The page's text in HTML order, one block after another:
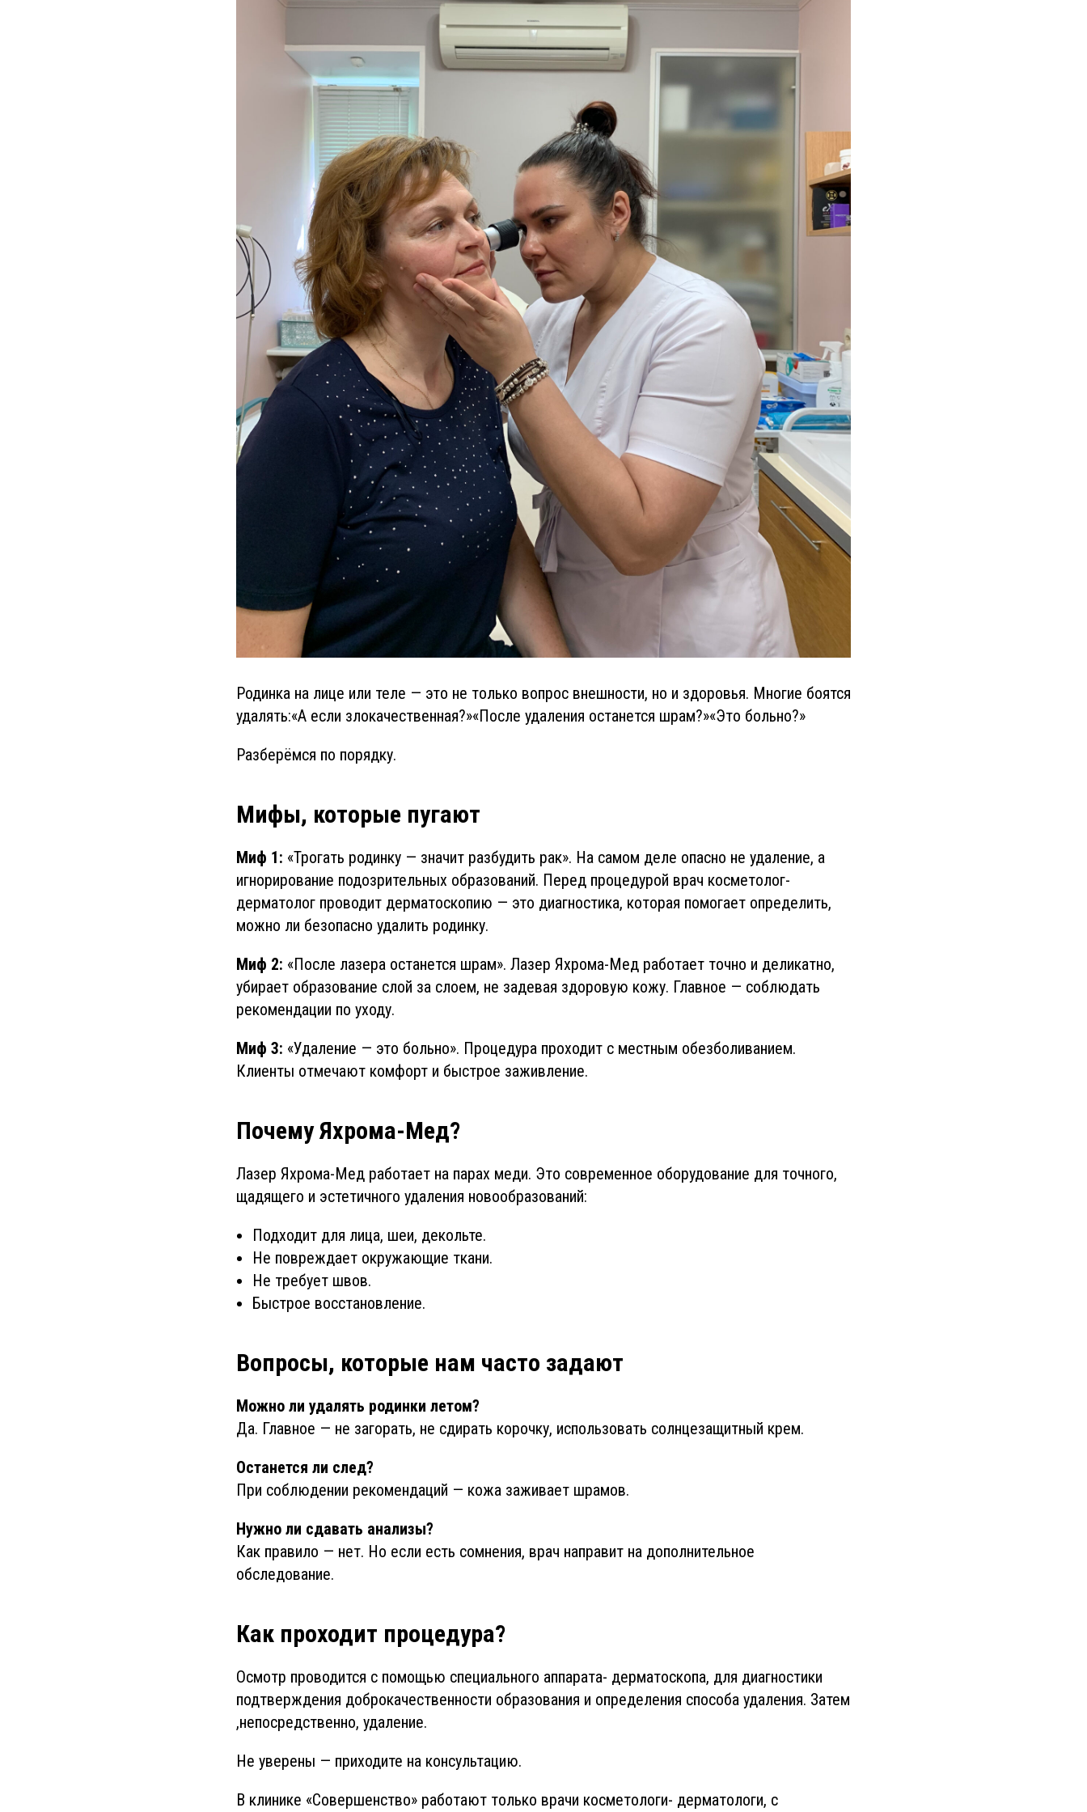
Родинка на лице или теле — это не только вопрос внешности, но и здоровья. Многие боятся
удалять:«А если злокачественная?»«После удаления останется шрам?»«Это больно?»
Разберёмся по порядку.
Мифы, которые пугают
Миф 1: «Трогать родинку — значит разбудить рак». На самом деле опасно не удаление, а
игнорирование подозрительных образований. Перед процедурой врач косметолог-
дерматолог проводит дерматоскопию — это диагностика, которая помогает определить,
можно ли безопасно удалить родинку.
Миф 2: «После лазера останется шрам». Лазер Яхрома-Мед работает точно и деликатно,
убирает образование слой за слоем, не задевая здоровую кожу. Главное — соблюдать
рекомендации по уходу.
Миф 3: «Удаление — это больно». Процедура проходит с местным обезболиванием.
Клиенты отмечают комфорт и быстрое заживление.
Почему Яхрома-Мед?
Лазер Яхрома-Мед работает на парах меди. Это современное оборудование для точного,
щадящего и эстетичного удаления новообразований:
Подходит для лица, шеи, декольте.
Не повреждает окружающие ткани.
Не требует швов.
Быстрое восстановление.
Вопросы, которые нам часто задают
Можно ли удалять родинки летом?
Да. Главное — не загорать, не сдирать корочку, использовать солнцезащитный крем.
Останется ли след?
При соблюдении рекомендаций — кожа заживает шрамов.
Нужно ли сдавать анализы?
Как правило — нет. Но если есть сомнения, врач направит на дополнительное
обследование.
Как проходит процедура?
Осмотр проводится с помощью специального аппарата- дерматоскопа, для диагностики
подтверждения доброкачественности образования и определения способа удаления. Затем
,непосредственно, удаление.
Не уверены — приходите на консультацию.
В клинике «Совершенство» работают только врачи косметологи- дерматологи, с